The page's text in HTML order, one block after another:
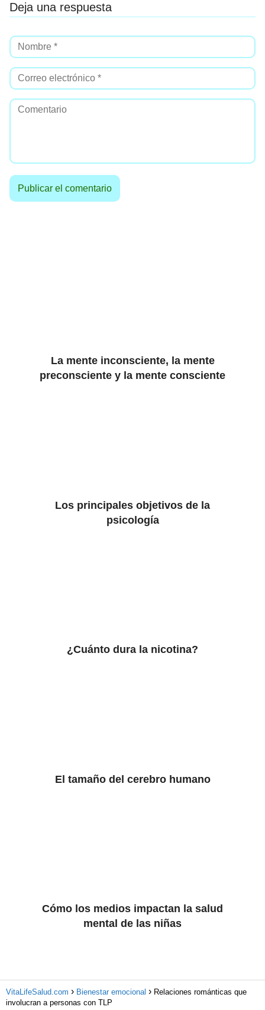
Deja una respuesta
La mente inconsciente, la mente
preconsciente y la mente consciente
Los principales objetivos de la
psicología
¿Cuánto dura la nicotina?
El tamaño del cerebro humano
Cómo los medios impactan la salud
mental de las niñas
VitaLifeSalud.com Bienestar emocional
Relaciones románticas que
involucran a personas con TLP